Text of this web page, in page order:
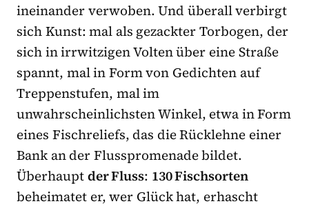
ineinander verwoben. Und überall verbirgt
sich Kunst: mal als gezackter Torbogen, der
sich in irrwitzigen Volten über eine Straße
spannt, mal in Form von Gedichten auf
Treppenstufen, mal im
unwahrscheinlichsten Winkel, etwa in Form
eines Fischreliefs, das die Rücklehne einer
Bank an der Flusspromenade bildet.
Überhauptder Fluss: 130 Fischsorten
beheimatet er, wer Glück hat, erhascht